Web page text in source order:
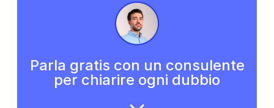
Parla gratis con un consulente
per chiarire ogni dubbio